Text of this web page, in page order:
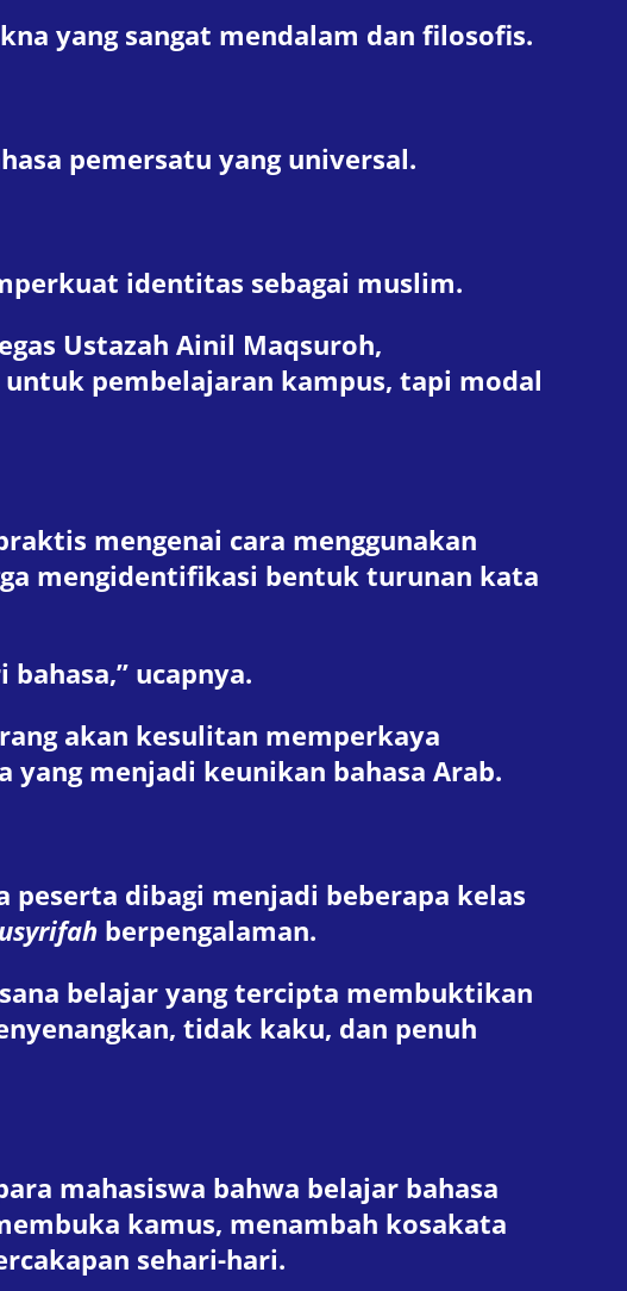
yang sangat mendalam dan filosofis.
pemersatu yang universal.
identitas sebagai muslim.
Ustazah Ainil Maqsuroh,
pembelajaran kampus, tapi modal
mengenai cara menggunakan
mengidentifikasi bentuk turunan kata
ucapnya.
akan kesulitan memperkaya
menjadi keunikan bahasa Arab.
peserta dibagi menjadi beberapa kelas
berpengalaman.
belajar yang tercipta membuktikan
tidak kaku, dan penuh
mahasiswa bahwa belajar bahasa
kamus, menambah kosakata
sehari-hari.